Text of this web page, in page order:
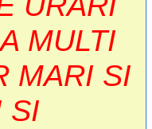
MULTI
MARI SI
SI